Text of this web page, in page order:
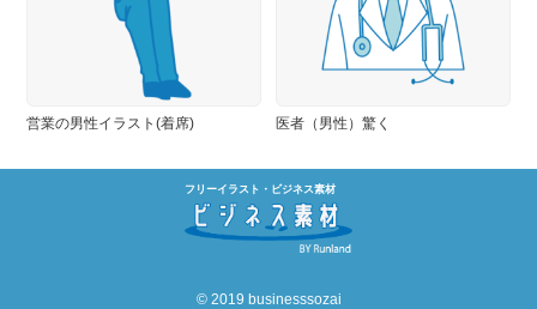
営業の男性イラスト(着席) 医者（男性）驚く
フリーイラスト・ビジネス素材
© 2019 businesssozai